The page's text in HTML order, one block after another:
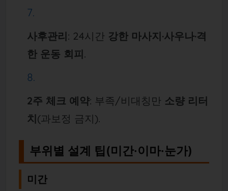
사후관리: 24시간 강한 마사지·사우나·격
한 운동 회피.
2주 체크 예약: 부족/비대칭만 소량 리터
치 (과보정 금지).
부위별 설계 팁(미간·이마·눈가)
미간